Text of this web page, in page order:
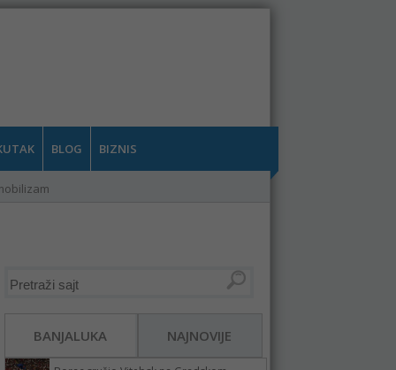
BLOG BIZNIS
BANJALUKA NAJNOVIJE